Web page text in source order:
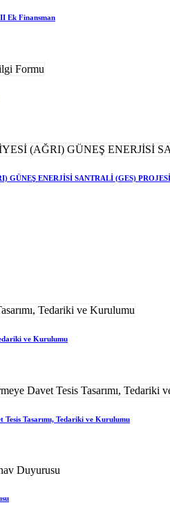
Ek Finansman
GÜNEŞ ENERJİSİ SANTRALİ (GES)
ve Kurulumu
Tesis Tasarımı, Tedariki ve Kurulumu